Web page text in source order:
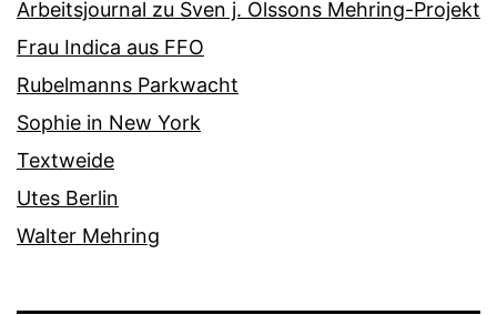
Arbeitsjournal zu Sven j. Olssons Mehring-Projekt
Frau Indica aus FFO
Rubelmanns Parkwacht
Sophie in New York
Textweide
Utes Berlin
Walter Mehring